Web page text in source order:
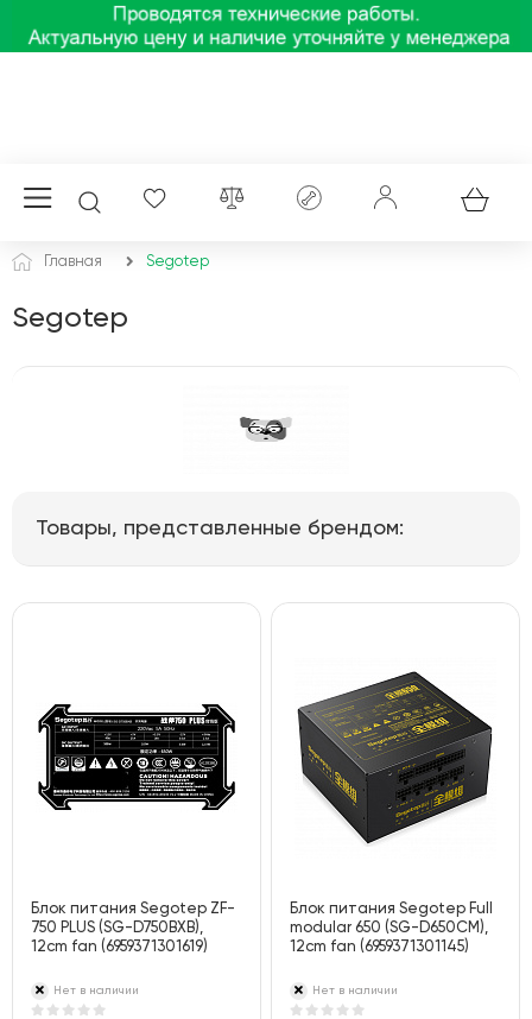
Главная Segotep
Segotep
Товары, представленные брендом:
Блок питания Segotep ZF-
750 PLUS (SG-D750BXB),
12cm fan (6959371301619)
Нет в наличии
Блок питания Segotep Full
modular 650 (SG-D650CM),
12cm fan (6959371301145)
Нет в наличии